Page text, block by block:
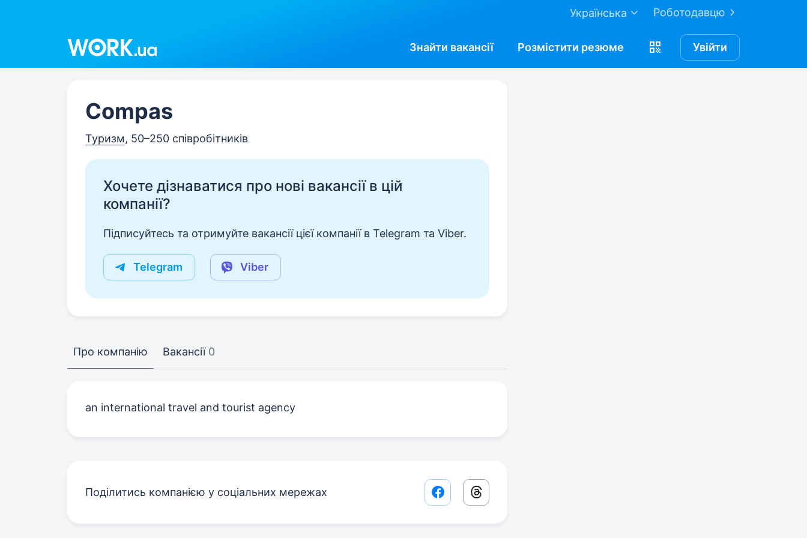
Роботодавцю
Українська
Знайти вакансії Розмістити резюме Увійти
Compas
Туризм, 50–250 співробітників
Хочете дізнаватися про нові вакансії в цій
компанії?
Підписуйтесь та отримуйте вакансії цієї компанії в Telegram та Viber.
Telegram Viber
Про компанію Вакансії 0
an international travel and tourist agency
Поділитись компанією у соціальних мережах Facebook share link
Threads share link